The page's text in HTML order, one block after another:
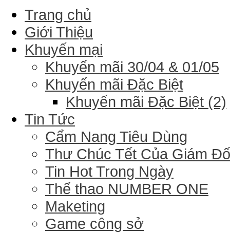
Trang chủ
Giới Thiệu
Khuyến mại
Khuyến mãi 30/04 & 01/05
Khuyến mãi Đặc Biệt
Khuyến mãi Đặc Biệt (2)
Tin Tức
Cẩm Nang Tiêu Dùng
Thư Chúc Tết Của Giám
Tin Hot Trong Ngày
Thể thao NUMBER ONE
Maketing
Game công sở